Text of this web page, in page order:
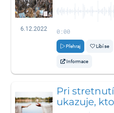
6.12.2022 0:00
Přehraj Líbí se
Informace
Pri
ukazuje,